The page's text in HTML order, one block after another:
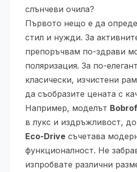
слънчеви очила?
Първото нещо е да
стил и нужди. За
препоръчвам по-здрави
поляризация. За по-
класически, изчистени
да съобразите цената с
Например, моделът
в лукс и издръжливост,
Eco-Drive съчетава
функционалност. Не
изпробвате различни